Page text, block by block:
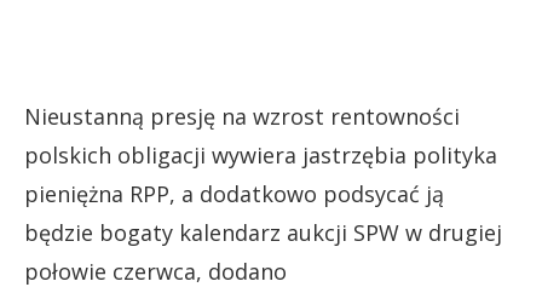
Nieustanną presję na wzrost rentowności
polskich obligacji wywiera jastrzębia polityka
pieniężna RPP, a dodatkowo podsycać ją
będzie bogaty kalendarz aukcji SPW w drugiej
połowie czerwca, dodano